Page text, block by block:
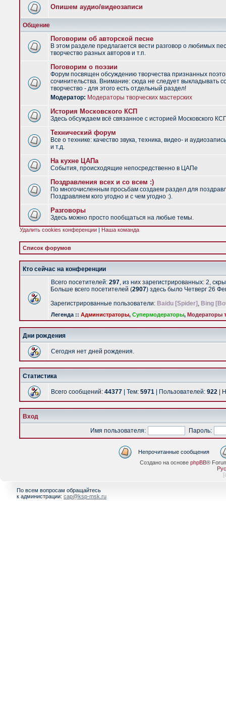
Опишем аудио/видеозаписи
Общение
Поговорим об авторской песне
В этом разделе предлагается вести разговор о любимых
творчество разных авторов и т.п.
Поговорим о поэзии
Форум посвящен обсуждению творчества признанных
сочинительства. Внимание: сюда не следует выкладывать
творчество - для этого есть отдельный раздел!
Модератор: Модераторы творческих мастерских
История Московского КСП
Здесь обсуждаем всё связанное с историей Московского
Технический форум
Все о технике: качество звука, техника, видео- и
и т.д.
На кухне ЦАПа
События, происходящие непосредственно в ЦАПе
Поздравления всех и со всем :)
По многочисленным просьбам создаем раздел для
Поздравляем кого угодно и с чем угодно :).
Разговоры
Здесь можно просто пообщаться на любые темы.
Удалить cookies конференции | Наша команда
Список форумов
Кто сейчас на конференции
Всего посетителей: 297, из них зарегистрированных: 2,
Больше всего посетителей (2907) здесь было Четверг 26
Зарегистрированные пользователи: Baidu [Spider] , Bing
Легенда :: Администраторы, Супермодераторы, Модераторы
Дни рождения
Сегодня нет дней рождения.
Статистика
Всего сообщений: 44377 | Тем: 5971 | Пользователей: 922 |
Вход
Имя пользователя:
Пароль:
Непрочитанные сообщения
Создано на основе phpBB®
[
По всем вопросам обращайтесь
к администрации: cap@ksp-msk.ru